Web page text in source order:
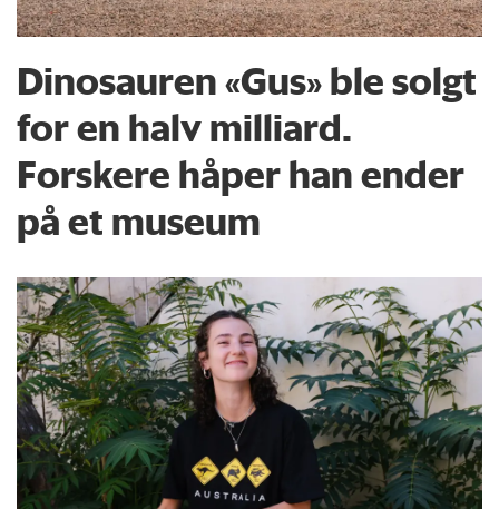
Dinosauren «Gus» ble solgt
for en halv milliard.
Forskere håper han ender
på et museum